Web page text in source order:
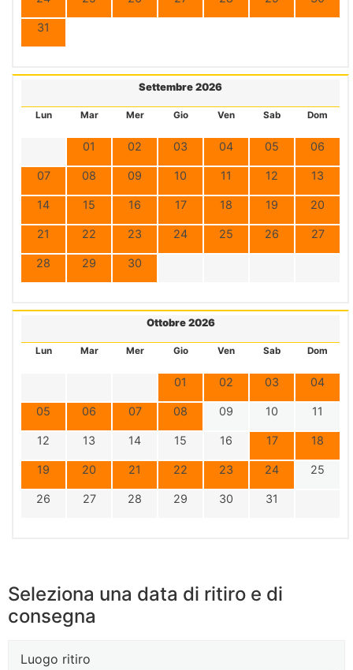
31
Settembre 2026
Lun Mar Mer Gio Ven Sab Dom
01 02 03 04 05 06
07 08 09 10 11 12 13
14 15 16 17 18 19 20
21 22 23 24 25 26 27
28 29 30
Ottobre 2026
Lun Mar Mer Gio Ven Sab Dom
01 02 03 04
05 06 07 08 09 10 11
12 13 14 15 16 17 18
19 20 21 22 23 24 25
26 27 28 29 30 31
Seleziona una data di ritiro e di
consegna
Luogo ritiro